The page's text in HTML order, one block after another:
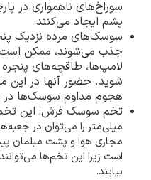
سوراخ‌های ناهمواری در
پشم ایجاد می‌کنند.
سوسک‌های مرده نزدیک
جذب می‌شوند، ممکن است
لامپ‌ها، طاقچه‌های پنجره
شوید. حضور آنها در
هجوم مداوم سوسک‌ها در
تخم سوسک فرش: این
میلی‌متر را می‌توان در
مجاری هوا و پشت مبلمان
است زیرا این تخم‌ها
بیایند.